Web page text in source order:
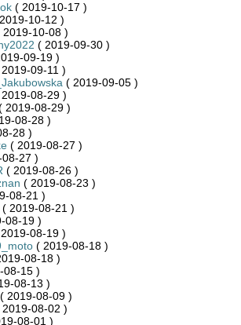
( 2019-10-17 )
10-12 )
2019-10-08 )
( 2019-09-30 )
09-19 )
09-11 )
( 2019-09-05 )
08-29 )
2019-08-29 )
08-28 )
28 )
( 2019-08-27 )
27 )
( 2019-08-26 )
( 2019-08-23 )
08-21 )
( 2019-08-21 )
08-19 )
08-19 )
( 2019-08-18 )
08-18 )
08-15 )
08-13 )
( 2019-08-09 )
2019-08-02 )
08-01 )